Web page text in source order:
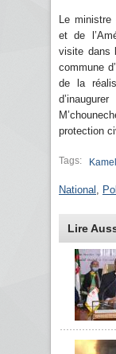
Le ministre
et de
visite dans
commune
de la
protection
Tags:
National
Lire